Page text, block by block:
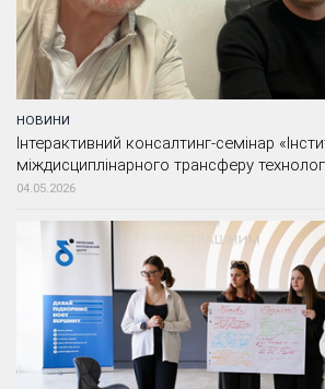
НОВИНИ
Інтерактивний консалтинг-семінар
міждисциплінарного трансферу
04.05.2026